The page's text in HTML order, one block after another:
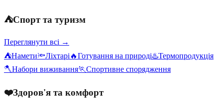
⛺Спорт та туризм
Переглянути всі →
⛺Намети🔦Ліхтарі 🔥Готування на природі♨️Термопродукція
🪓Набори виживання🏃Спортивне спорядження
❤️Здоров'я та комфорт